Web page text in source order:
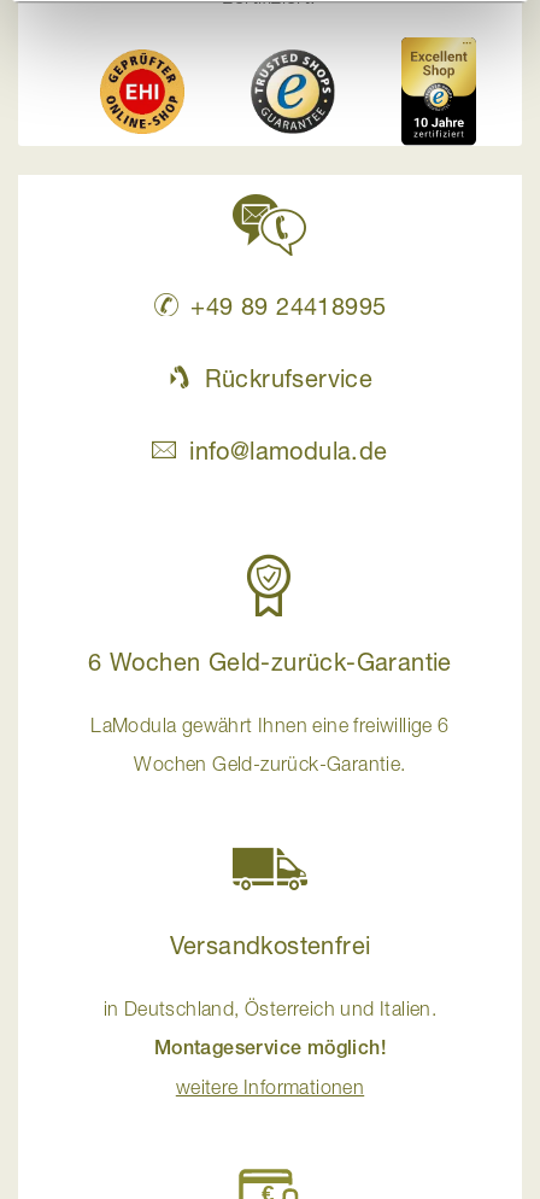
+49 89 24418995
Rückrufservice
info@lamodula.de
6 Wochen Geld-zurück-Garantie
LaModula gewährt Ihnen eine freiwillige 6
Wochen Geld-zurück-Garantie.
Versandkostenfrei
in Deutschland, Österreich und Italien.
Montageservice möglich!
weitere Informationen